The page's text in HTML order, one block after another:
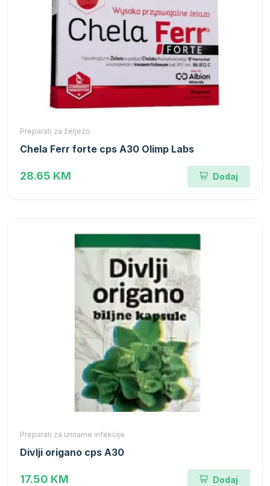
Preparati za željezo
Chela Ferr forte cps A30 Olimp Labs
28.65 KM Dodaj
Preparati za urinarne infekcije
Divlji origano cps A30
17.50 KM Dodaj